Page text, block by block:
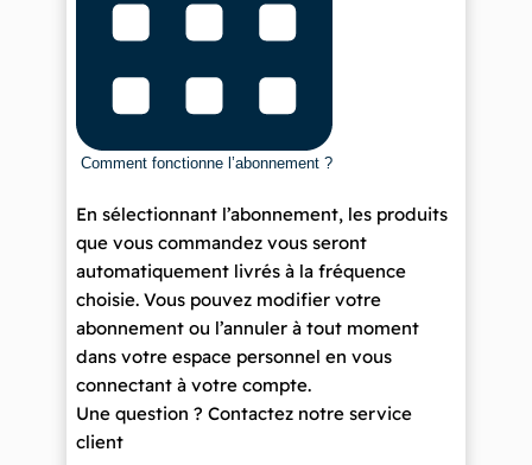
Comment fonctionne l’abonnement ?
En sélectionnant l’abonnement, les produits
que vous commandez vous seront
automatiquement livrés à la fréquence
choisie. Vous pouvez modifier votre
abonnement ou l’annuler à tout moment
dans votre espace personnel en vous
connectant à votre compte.
Une question ? Contactez notre service
client